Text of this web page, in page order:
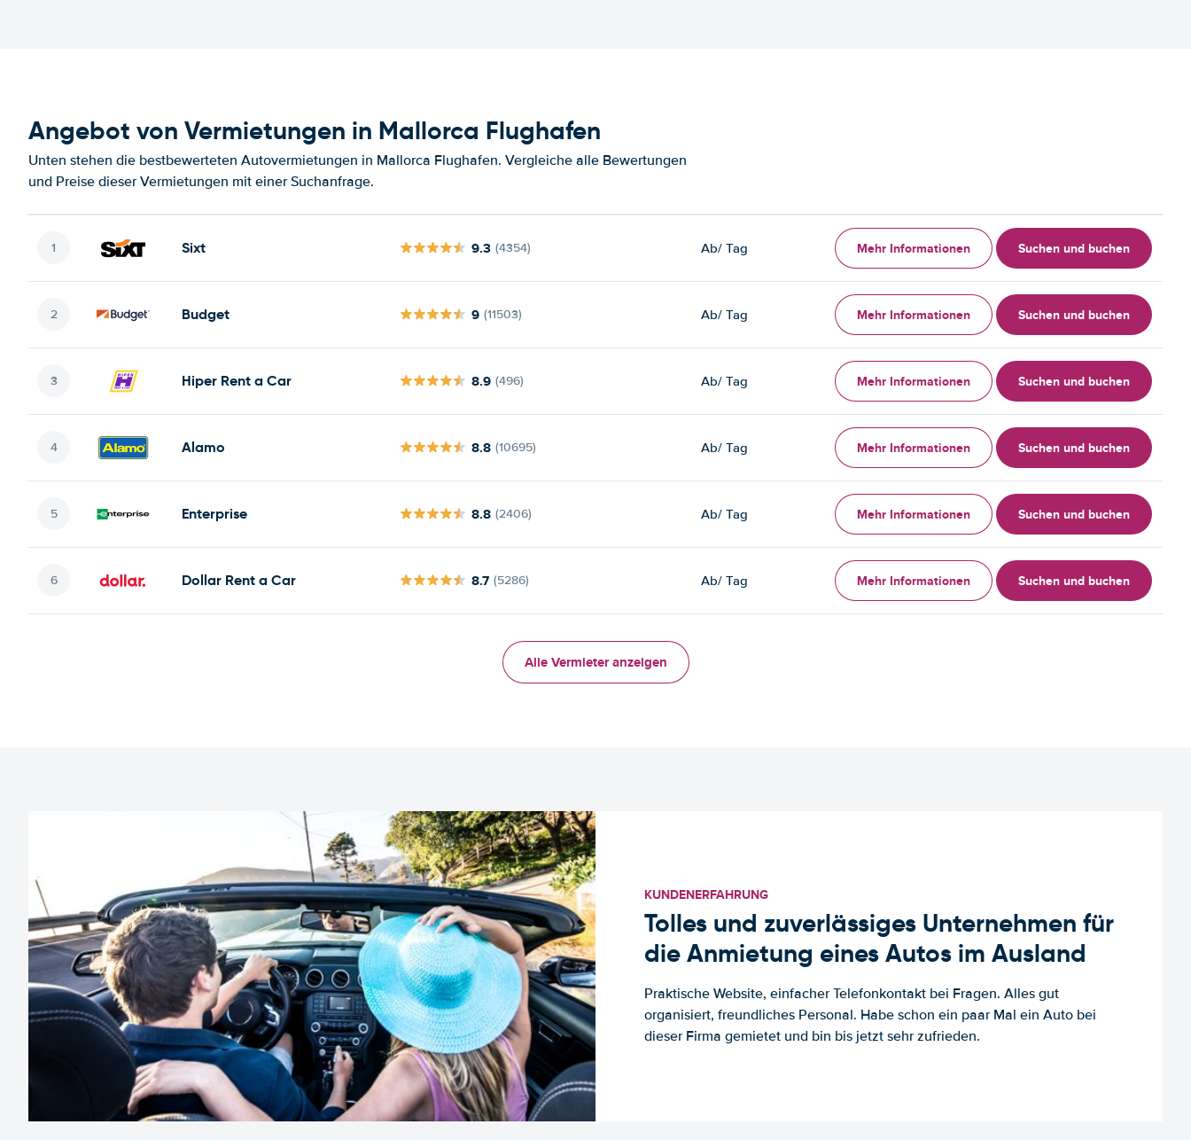
Angebot von Vermietungen in Mallorca Flughafen
Unten stehen die bestbewerteten Autovermietungen in Mallorca Flughafen. Vergleiche alle Bewertungen
und Preise dieser Vermietungen mit einer Suchanfrage.
Sixt 9.3 (4354) Ab/ Tag Mehr Informationen Suchen und buchen
Budget 9 (11503) Ab/ Tag Mehr Informationen Suchen und buchen
Hiper Rent a Car 8.9 (496) Ab/ Tag Mehr Informationen Suchen und buchen
Alamo 8.8 (10695) Ab/ Tag Mehr Informationen Suchen und buchen
Enterprise 8.8 (2406) Ab/ Tag Mehr Informationen Suchen und buchen
Dollar Rent a Car 8.7 (5286) Ab/ Tag Mehr Informationen Suchen und buchen
Alle Vermieter anzeigen
KUNDENERFAHRUNG
Tolles und zuverlässiges Unternehmen für
die Anmietung eines Autos im Ausland
Praktische Website, einfacher Telefonkontakt bei Fragen. Alles gut
organisiert, freundliches Personal. Habe schon ein paar Mal ein Auto bei
dieser Firma gemietet und bin bis jetzt sehr zufrieden.